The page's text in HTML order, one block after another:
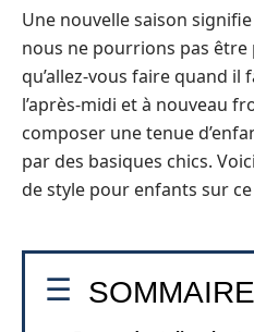
Une nouvelle saison
nous ne pourrions pas être
qu’allez-vous faire quand
l’après-midi et à nouveau
composer une tenue
par des basiques chics.
de style pour enfants sur
SOMMAIRE